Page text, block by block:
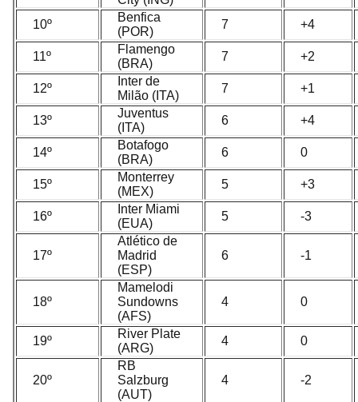
10º
Benfica
(POR)
7 +4
11º
Flamengo
(BRA)
7 +2
12º
Inter de
Milão (ITA)
7 +1
13º
Juventus
(ITA)
6 +4
14º
Botafogo
(BRA)
6 0
15º
Monterrey
(MEX)
5 +3
16º
Inter Miami
(EUA)
5 -3
17º
Atlético de
Madrid
(ESP)
6 -1
18º
Mamelodi
Sundowns
(AFS)
4 0
19º
River Plate
(ARG)
4 0
20º
RB
Salzburg
(AUT)
4 -2